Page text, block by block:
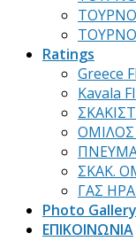
Ratings
Greece
Kavala
ΟΜΙΛΟΣ
ΣΚΑΚ.
ΓΑΣ
Photo Gallery
ΕΠΙΚΟΙΝΩΝΙΑ